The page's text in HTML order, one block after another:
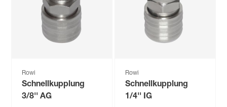
Rowi
Schnellkupplung
3/8'' AG
Rowi
Schnellkupplung
1/4'' IG